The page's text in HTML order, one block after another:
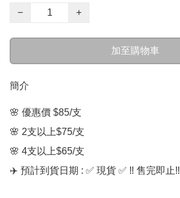
−
+
加至購物車
簡介
🌸 優惠價 $85/支
🌸 2支以上$75/支
🌸 4支以上$65/支
✈️ 預計到貨日期 : ✅ 現貨 ✅ ‼️ 售完即止‼️